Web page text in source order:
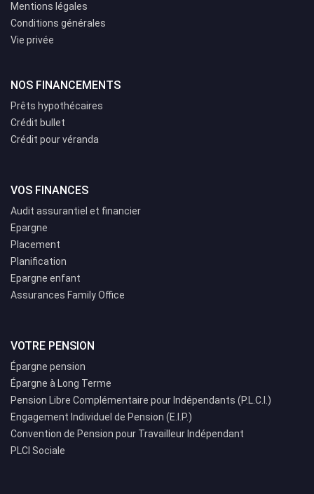
Mentions légales
Conditions générales
Vie privée
NOS FINANCEMENTS
Prêts hypothécaires
Crédit bullet
Crédit pour véranda
VOS FINANCES
Audit assurantiel et financier
Epargne
Placement
Planification
Epargne enfant
Assurances Family Office
VOTRE PENSION
Épargne pension
Épargne à Long Terme
Pension Libre Complémentaire pour Indépendants (P.L.C.I.)
Engagement Individuel de Pension (E.I.P.)
Convention de Pension pour Travailleur Indépendant
PLCI Sociale